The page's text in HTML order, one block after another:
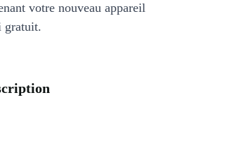
votre nouveau appareil
gratuit.